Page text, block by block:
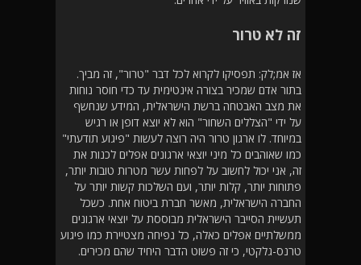
זה לא טרור
אז אמ;לק: תפסיקו לקרוא לכל דבר "טרור", זה מביך.
בתור אדם שמכיר בצורה אינטימית עד כדי חוסר נוחות
את מצב האבטחה ברשת הישראלית, המידע שנחשף
על ידי "הצללים השחור" הוא לא יוצא דופן או רגיש
במיוחד. לו ארגון טרור היה רוצה לעשות "פיגוע תודעתי"
כמו שאוהבים כל מיני יוצאי ארגונים אפלים לכנות את
זה, אני יכול לחשוב על לפחות עשר מטרות טובות יותר,
פתוחות יותר, קלות יותר, ועם השלכות קשות יותר על
החברה הישראלית, מאשר חברת ביטוח אחת. כשכל
תעשיית הסייבר הישראלית מבוססת על יוצאי ארגונים
ממשלתיים אפלים כאלה, כל נפיחה מצטיירת כמו פיגוע
טרנס-גלקטי, כי זה פשוט הדבר היחיד שהם מכירים.